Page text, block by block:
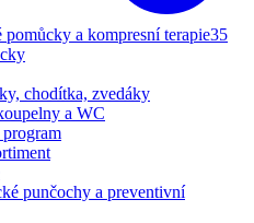
a kompresní terapie35
chodítka, zvedáky
a WC
punčochy a preventivní